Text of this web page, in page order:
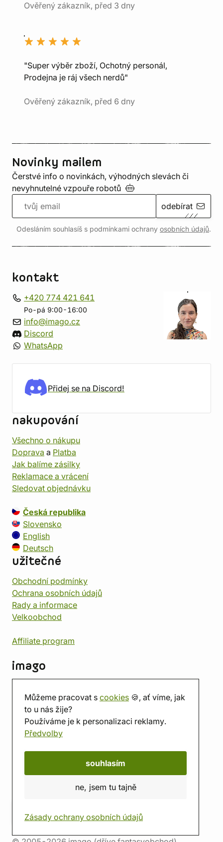
Můžeme pracovat s cookies 🍪, ať víme, jak
to u nás žije?
Používáme je k personalizaci reklamy.
Předvolby
souhlasím
ne, jsem tu tajně
Zásady ochrany osobních údajů
Ověřený zákazník, před 3 dny
"Super výběr zboží, Ochotný personál,
Prodejna je ráj všech nerdů"
Ověřený zákazník, před 6 dny
Novinky mailem
Čerstvé info o novinkách, výhodných slevách či
nevyhnutelné vzpouře robotů
odebírat
Odesláním souhlasíš s podmínkami ochrany osobních údajů.
kontakt
+420 774 421 641
Po-pá 9:00-16:00
info@imago.cz
Discord
WhatsApp
Přidej se na Discord!
nakupování
Všechno o nákupu
Doprava a Platba
Jak balíme zásilky
Reklamace a vrácení
Sledovat objednávku
Česká republika
Slovensko
English
Deutsch
užitečné
Obchodní podmínky
Ochrana osobních údajů
Rady a informace
Velkoobchod
Affiliate program
imago
Prodejna
Herna
O nás
Hodnocení obchodu